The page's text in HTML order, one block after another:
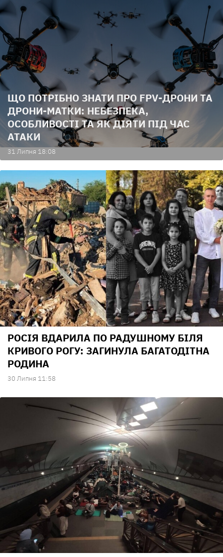
ЩО ПОТРІБНО ЗНАТИ ПРО FPV-ДРОНИ ТА
ДРОНИ-МАТКИ: НЕБЕЗПЕКА,
ОСОБЛИВОСТІ ТА ЯК ДІЯТИ ПІД ЧАС
АТАКИ
31 Липня 18:08
РОСІЯ ВДАРИЛА ПО РАДУШНОМУ БІЛЯ
КРИВОГО РОГУ: ЗАГИНУЛА БАГАТОДІТНА
РОДИНА
30 Липня 11:58